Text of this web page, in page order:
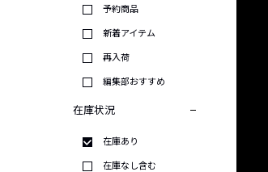
予約商品
新着アイテム
再入荷
編集部おすすめ
在庫状況
在庫あり
在庫なし含む
別注限定 フード付き チェックシャツジャケット